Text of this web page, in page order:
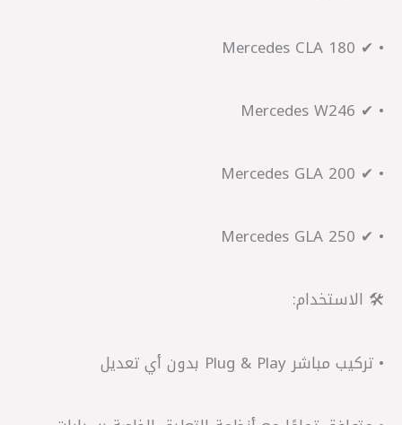
• ✔ Mercedes CLA 180
• ✔ Mercedes W246
• ✔ Mercedes GLA 200
• ✔ Mercedes GLA 250
🛠️ الاستخدام:
• تركيب مباشر Plug & Play بدون أي تعديل